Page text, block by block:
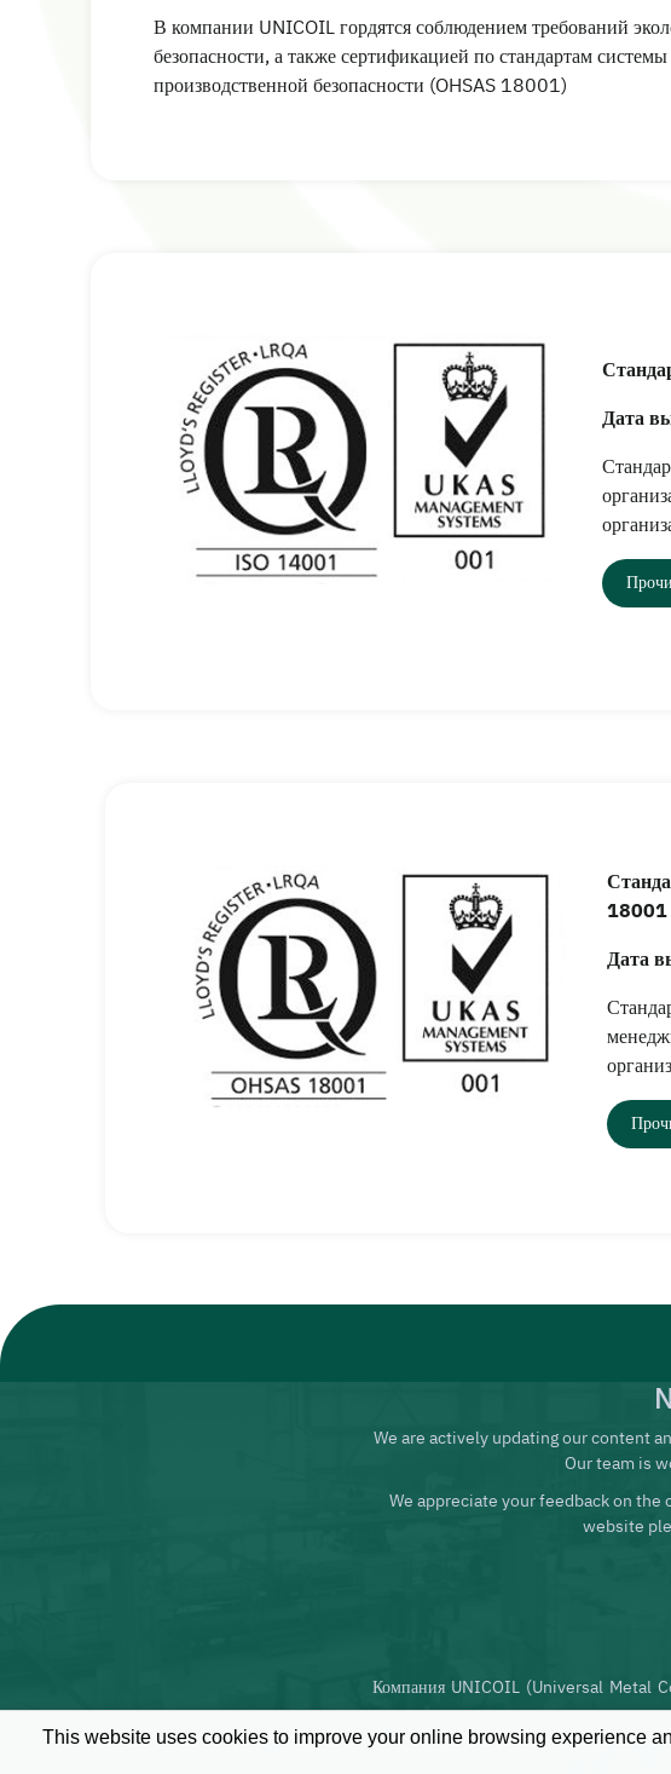
В компании UNICOIL гордятся соблюдением требований
безопасности, а также сертификацией по стандартам
производственной безопасности (OHSAS 18001)
Дата
18001
Дата
We are actively updating our content
Our team is
We appreciate your feedback on
website
Компания UNICOIL (Universal Metal
This website uses cookies to improve your online browsing experience